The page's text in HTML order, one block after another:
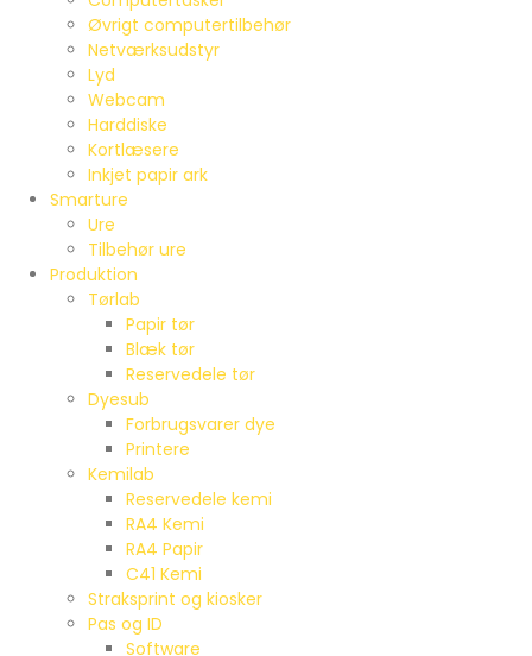
Øvrigt computertilbehør
Netværksudstyr
Lyd
Webcam
Harddiske
Kortlæsere
Inkjet papir ark
Smarture
Ure
Tilbehør ure
Produktion
Tørlab
Papir tør
Blæk tør
Reservedele tør
Dyesub
Forbrugsvarer dye
Printere
Kemilab
Reservedele kemi
RA4 Kemi
RA4 Papir
C41 Kemi
Straksprint og kiosker
Pas og ID
Software